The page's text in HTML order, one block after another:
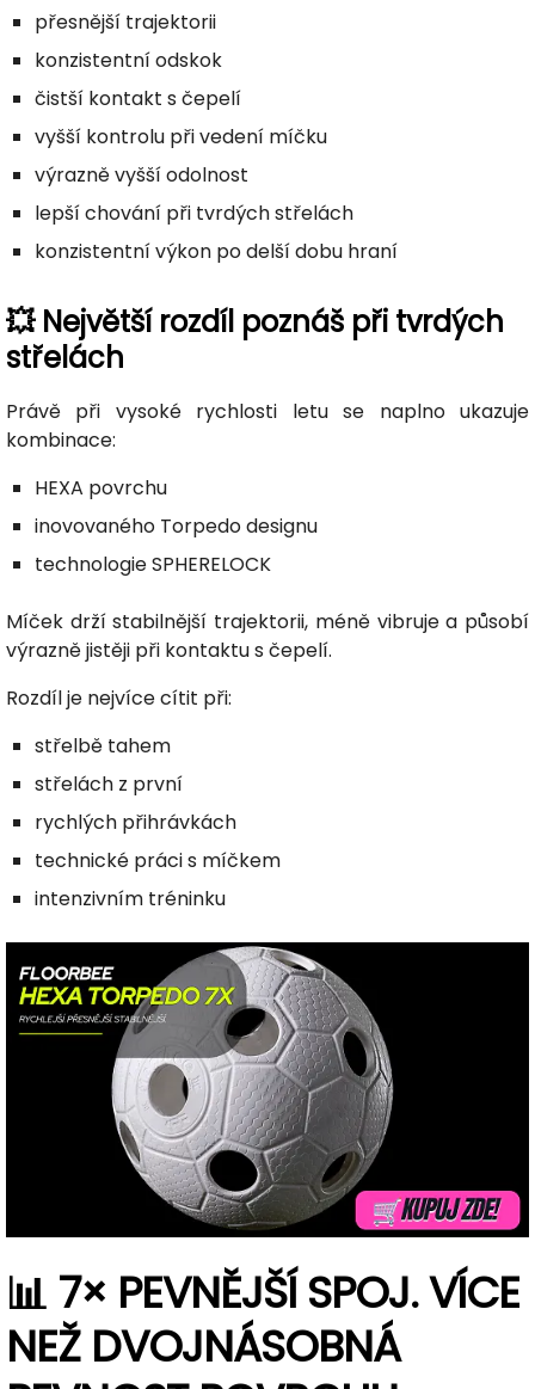
přesnější trajektorii
konzistentní odskok
čistší kontakt s čepelí
vyšší kontrolu při vedení míčku
výrazně vyšší odolnost
lepší chování při tvrdých střelách
konzistentní výkon po delší dobu hraní
💥 Největší rozdíl poznáš při tvrdých
střelách
Právě při vysoké rychlosti letu se naplno ukazuje
kombinace:
HEXA povrchu
inovovaného Torpedo designu
technologie SPHERELOCK
Míček drží stabilnější trajektorii, méně vibruje a působí
výrazně jistěji při kontaktu s čepelí.
Rozdíl je nejvíce cítit při:
střelbě tahem
střelách z první
rychlých přihrávkách
technické práci s míčkem
intenzivním tréninku
📊 7× PEVNĚJŠÍ SPOJ. VÍCE
NEŽ DVOJNÁSOBNÁ